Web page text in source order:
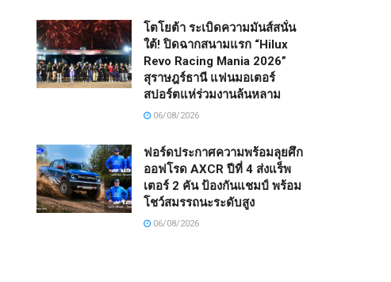
โตโยต้า ระเบิดความมันส์สนั่น
ใต้! ปิดฉากสนามแรก “Hilux
Revo Racing Mania 2026”
สุราษฎร์ธานี แฟนมอเตอร์
สปอร์ตแห่ร่วมงานล้นหลาม
06/08/2026
ฟอร์ดประกาศความพร้อมลุยศึก
ออฟโรด AXCR ปีที่ 4 ส่งแร็พ
เตอร์ 2 คัน ป้องกันแชมป์ พร้อม
โชว์สมรรถนะระดับสูง
06/08/2026